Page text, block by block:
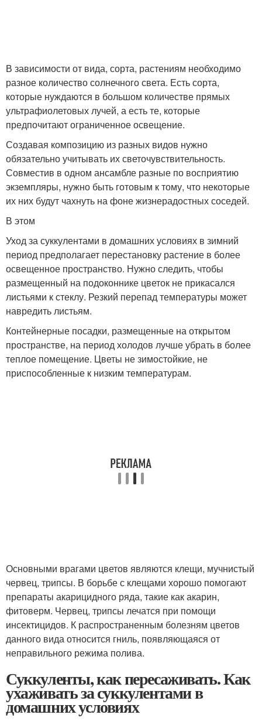
В зависимости от вида, сорта, растениям необходимо
разное количество солнечного света. Есть сорта,
которые нуждаются в большом количестве прямых
ультрафиолетовых лучей, а есть те, которые
предпочитают ограниченное освещение.
Создавая композицию из разных видов нужно
обязательно учитывать их светочувствительность.
Совместив в одном ансамбле разные по восприятию
экземпляры, нужно быть готовым к тому, что некоторые
их них будут чахнуть на фоне жизнерадостных соседей.
В этом
Уход за суккулентами в домашних условиях в зимний
период предполагает перестановку растение в более
освещенное пространство. Нужно следить, чтобы
размещенный на подоконнике цветок не прикасался
листьями к стеклу. Резкий перепад температуры может
навредить листьям.
Контейнерные посадки, размещенные на открытом
пространстве, на период холодов лучше убрать в более
теплое помещение. Цветы не зимостойкие, не
приспособленные к низким температурам.
Основными врагами цветов являются клещи, мучнистый
червец, трипсы. В борьбе с клещами хорошо помогают
препараты акарицидного ряда, такие как акарин,
фитоверм. Червец, трипсы лечатся при помощи
инсектицидов. К распространенным болезням цветов
данного вида относится гниль, появляющаяся от
неправильного режима полива.
Суккуленты, как пересаживать. Как
ухаживать за суккулентами в
домашних условиях